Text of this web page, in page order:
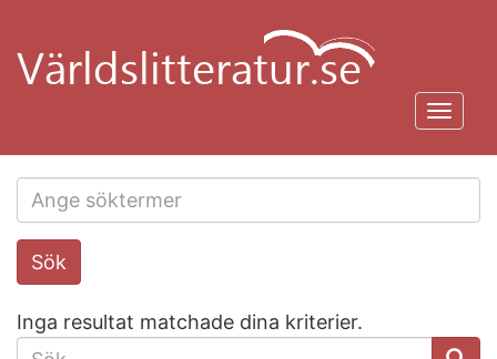
huvudinnehåll
Search
this
Sök
Inga resultat matchade dina kriterier.
SÖKFORMULÄR